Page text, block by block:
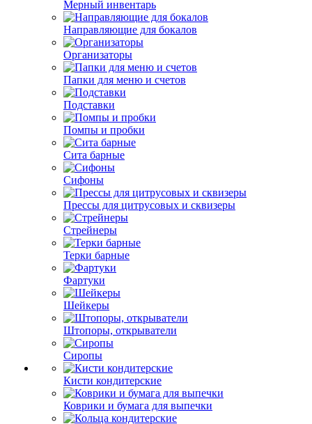
Мерный инвентарь
Направляющие для бокалов
Организаторы
Папки для меню и счетов
Подставки
Помпы и пробки
Сита барные
Сифоны
Прессы для цитрусовых и сквизеры
Стрейнеры
Терки барные
Фартуки
Шейкеры
Штопоры, открыватели
Сиропы
Кисти кондитерские
Коврики и бумага для выпечки